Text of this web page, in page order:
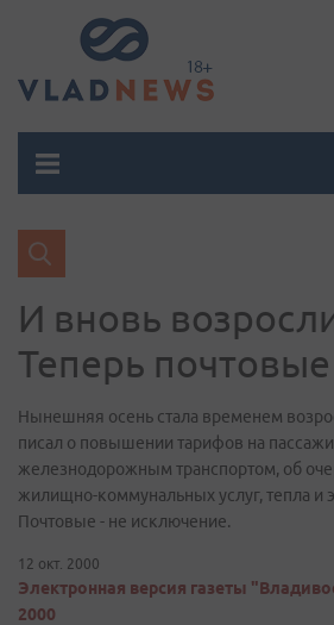
И вновь
Теперь почтовые
Нынешняя осень стала временем
писал о повышении тарифов на
железнодорожным транспортом, об
жилищно-коммунальных услуг, тепла и
Почтовые - не исключение.
12 окт. 2000
Электронная версия газеты
2000